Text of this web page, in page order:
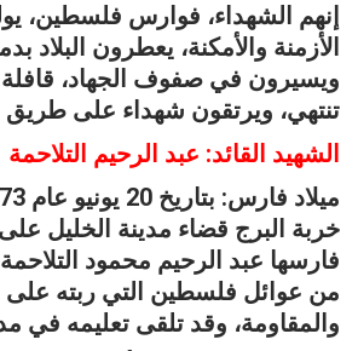
إنهم الشهداء، فوارس فلسطين،
الأزمنة والأمكنة، يعطرون البلاد
ويسيرون في صفوف الجهاد، قافلة
تنتهي، ويرتقون شهداء على
الشهيد القائد: عبد الرحيم التلاحمة
خربة البرج قضاء مدينة الخليل
فارسها عبد الرحيم محمود
من عوائل فلسطين التي ربته على
والمقاومة، وقد تلقى تعليمه في